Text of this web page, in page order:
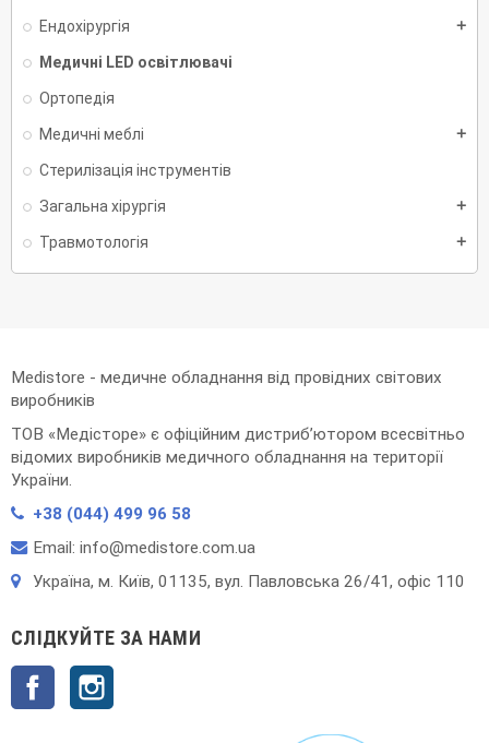
Ендохірургія add
Медичні LED освітлювачі
Ортопедія
Медичні меблі add
Стерилізація інструментів
Загальна хірургія add
Травмотологія add
Medistore - медичне обладнання від провідних світових
виробників
ТОВ «Медісторе» є офіційним дистриб’ютором всесвітньо
відомих виробників медичного обладнання на території
України.
+38 (044) 499 96 58
Email: info@medistore.com.ua
Українa, м. Київ, 01135, вул. Павловська 26/41, офіс 110
СЛІДКУЙТЕ ЗА НАМИ
Facebook